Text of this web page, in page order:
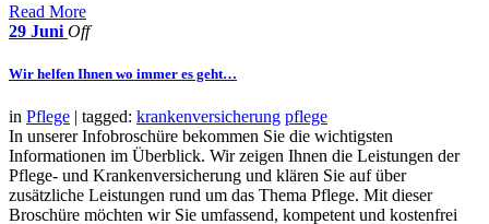
Read More
29 Juni Off
Wir helfen Ihnen wo immer es geht…
in Pflege | tagged: krankenversicherung pflege
In unserer Infobroschüre bekommen Sie die wichtigsten
Informationen im Überblick. Wir zeigen Ihnen die Leistungen der
Pflege- und Krankenversicherung und klären Sie auf über
zusätzliche Leistungen rund um das Thema Pflege. Mit dieser
Broschüre möchten wir Sie umfassend, kompetent und kostenfrei